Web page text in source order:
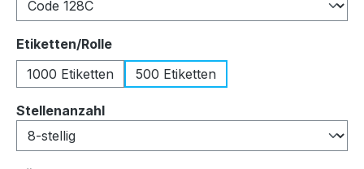
Etiketten/Rolleauswählen
1000 Etiketten
500 Etiketten
Stellenanzahlauswählen